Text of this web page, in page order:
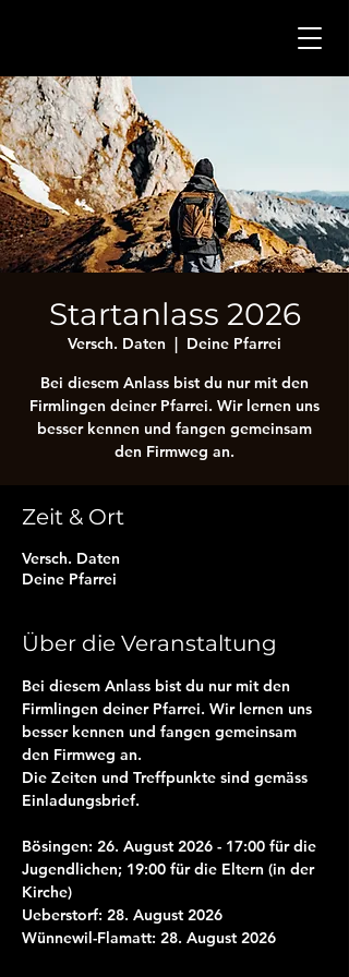
Startanlass 2026
Versch. Daten
  |
Deine Pfarrei
Bei diesem Anlass bist du nur mit den
Firmlingen deiner Pfarrei. Wir lernen uns
besser kennen und fangen gemeinsam
den Firmweg an.
Zeit & Ort
Versch. Daten
Deine Pfarrei
Über die Veranstaltung
Bei diesem Anlass bist du nur mit den
Firmlingen deiner Pfarrei. Wir lernen uns
besser kennen und fangen gemeinsam
den Firmweg an.
Die Zeiten und Treffpunkte sind gemäss
Einladungsbrief.
Bösingen: 26. August 2026 - 17:00 für die
Jugendlichen; 19:00 für die Eltern (in der
Kirche)
Ueberstorf: 28. August 2026
Wünnewil-Flamatt: 28. August 2026